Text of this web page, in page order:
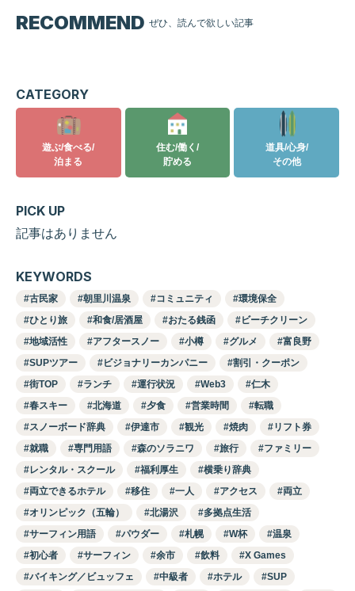
RECOMMEND ぜひ、読んで欲しい記事
CATEGORY
遊ぶ/食べる/
泊まる
住む/働く/
貯める
道具/心身/
その他
PICK UP
記事はありません
KEYWORDS
古民家 朝里川温泉 コミュニティ
環境保全
ひとり旅
和食/居酒屋 おたる銭函
ビーチクリーン
地域活性
アフタースノー 小樽 グルメ
富良野
SUPツアー
ビジョナリーカンパニー
割引・クーポン
街TOP
ランチ 運行状況 Web3
仁木
春スキー
北海道 夕食 営業時間
転職
スノーボード辞典
伊達市 観光 焼肉
リフト券
就職
専門用語 森のソラニワ 旅行
ファミリー
レンタル・スクール
福利厚生
横乗り辞典
両立できるホテル
移住 一人 アクセス
両立
オリンピック（五輪）
北湯沢
多拠点生活
サーフィン用語
パウダー 札幌 W杯
温泉
初心者
サーフィン 余市 飲料
X Games
バイキング／ビュッフェ
中級者 ホテル
SUP